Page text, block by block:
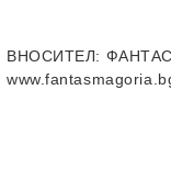
ВНОСИТЕЛ: